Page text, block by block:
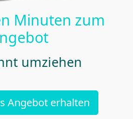
Minuten zum
umziehen
Angebot erhalten